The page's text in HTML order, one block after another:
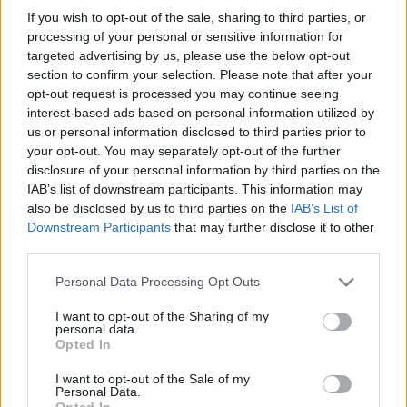
If you wish to opt-out of the sale, sharing to third parties, or
processing of your personal or sensitive information for
targeted advertising by us, please use the below opt-out
section to confirm your selection. Please note that after your
opt-out request is processed you may continue seeing
interest-based ads based on personal information utilized by
us or personal information disclosed to third parties prior to
your opt-out. You may separately opt-out of the further
disclosure of your personal information by third parties on the
IAB’s list of downstream participants. This information may
also be disclosed by us to third parties on the IAB’s List of
Downstream Participants that may further disclose it to other
Personal Data Processing Opt Outs
I want to opt-out of the Sharing of my
personal data.
Opted In
I want to opt-out of the Sale of my
Personal Data.
Senatorë amerikanë
kërkojnë rikthimin e
zyrtarëve të Republikës
Sërpska
Hamza i përgjigjet Kurtit
me letër